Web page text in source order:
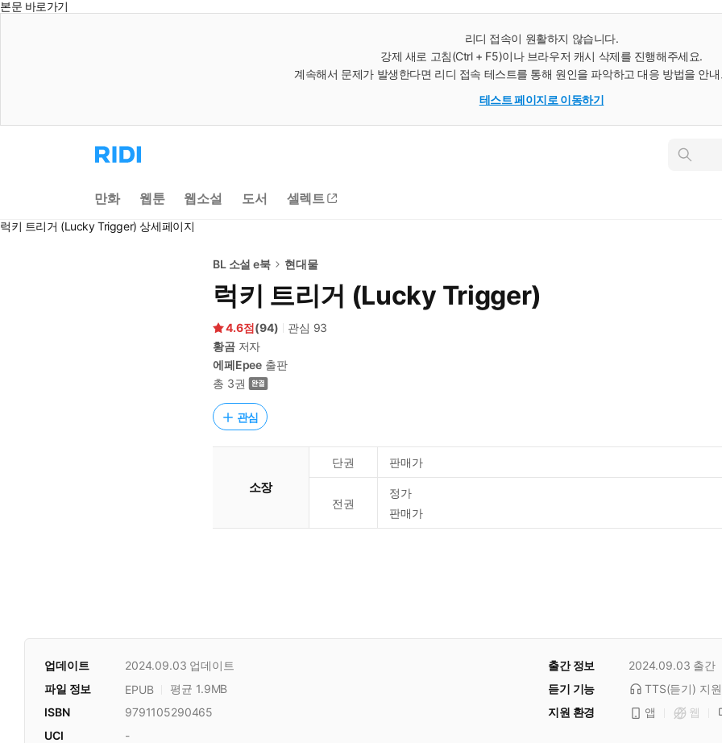
본문 바로가기
리디 접속이 원활하지 않습니다.
강제 새로 고침(Ctrl + F5)이나 브라우저 캐시 삭제를 진행해주세요.
계속해서 문제가 발생한다면 리디 접속 테스트를 통해 원인을 파악하고 대응 방법을 안
테스트 페이지로 이동하기
리
디
으
로
동
인
만화 웹툰 웹소설 도서 셀렉트
럭키 트리거 (Lucky Trigger) 상세페이지
BL 소설 e북 현대물
럭키 트리거 (Lucky Trigger)
4.6 (94) 관심 93
황곰저자
에페Epee 출판
총 3권
관심
소장
단권 판매가
전권
정가
판매가
업데이트 2024.09.03 업데이트 출간 정보 2024.09.03 출간
듣기 기능
TTS(듣기) 지원
파일 정보 EPUB
평균 1.9MB
지원 환경
앱 웹
ISBN
9791105290465
UCI
-